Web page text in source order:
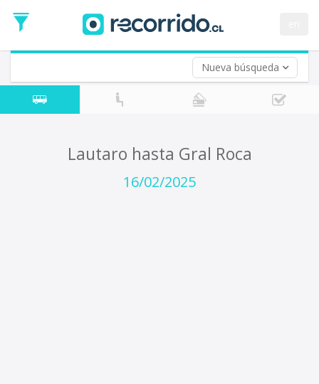
Nueva búsqueda
de
Ida
Vuelta (opcional)
Fecha
de
Lautaro hasta Gral Roca
16/02/2025